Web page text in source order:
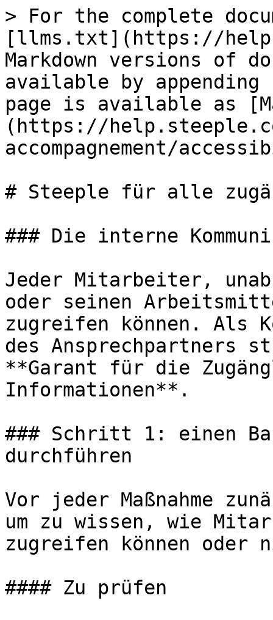
> For the complete
[llms.txt](https://
Markdown versions of
available by
page is available as
(https://
accompagnement/
# Steeple für alle
### Die interne
Jeder Mitarbeiter,
oder seinen
zugreifen können. Als
des Ansprechpartners
**Garant für die
Informationen**.
### Schritt 1: einen
durchführen
Vor jeder Maßnahme
um zu wissen, wie
zugreifen können oder
#### Zu prüfen